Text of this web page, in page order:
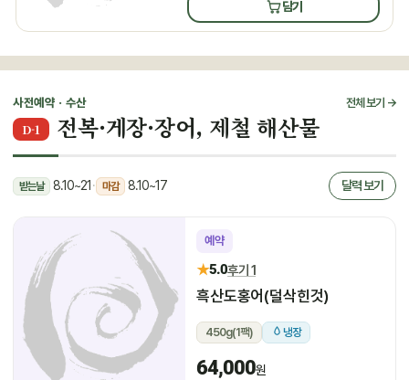
담기
사전예약 · 수산 전체 보기 →
D-1 전복·게장·장어, 제철 해산물
받는날 8.10~21 · 마감 8.10~17 달력 보기
예약
★5.0후기 1
흑산도홍어(덜삭힌것)
450g(1팩) 냉장
64,000원